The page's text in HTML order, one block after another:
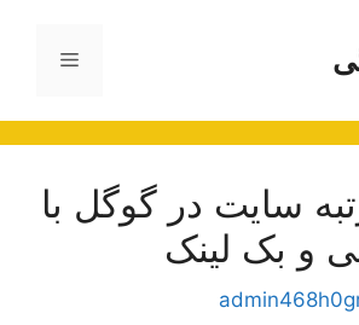
فهرست
سایت در گوگل با
و بک لینک